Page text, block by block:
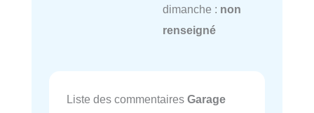
dimanche : non
renseigné
Liste des commentaires Garage